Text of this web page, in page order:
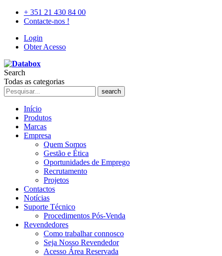
+ 351 21 430 84 00
Contacte-nos !
Login
Obter Acesso
Search
Todas as categorias
search
Início
Produtos
Marcas
Empresa
Quem Somos
Gestão e Ética
Oportunidades de Emprego
Recrutamento
Projetos
Contactos
Notícias
Suporte Técnico
Procedimentos Pós-Venda
Revendedores
Como trabalhar connosco
Seja Nosso Revendedor
Acesso Área Reservada